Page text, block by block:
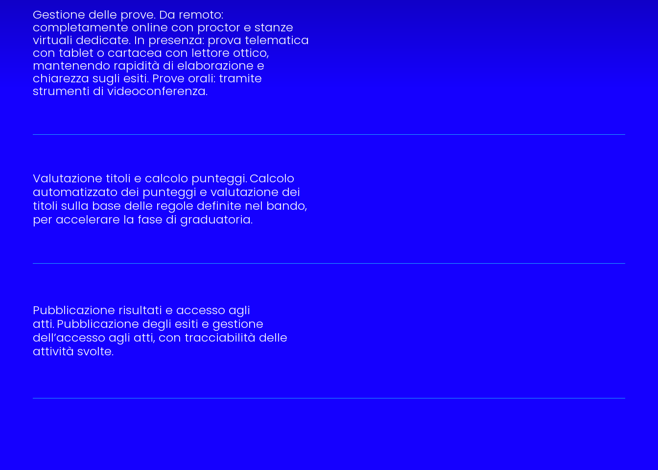
Gestione delle prove. Da remoto:
completamente online con proctor e stanze
virtuali dedicate. In presenza: prova telematica
con tablet o cartacea con lettore ottico,
mantenendo rapidità di elaborazione e
chiarezza sugli esiti. Prove orali: tramite
strumenti di videoconferenza.
Valutazione titoli e calcolo punteggi. Calcolo
automatizzato dei punteggi e valutazione dei
titoli sulla base delle regole definite nel bando,
per accelerare la fase di graduatoria.
Pubblicazione risultati e accesso agli
atti. Pubblicazione degli esiti e gestione
dell’accesso agli atti, con tracciabilità delle
attività svolte.